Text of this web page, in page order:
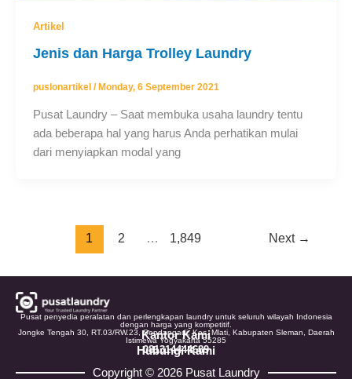
Artikel
Jenis dan Harga Trolley Laundry
puslonartikel / Monday, 6 September 2021
Pusat Laundry – Saat membuka usaha laundry tentu
ada beberapa hal yang harus Anda perhatikan mulai
dari menyiapkan modal yang
1 2 … 1,849 Next →
Pusat penyedia peralatan dan perlengkapan laundry untuk seluruh wilayah Indonesia
dengan harga yang kompetitif.
Kantor Kami
Jongke Tengah 30, RT.03/RW.23, Sendangadi, Kec. Mlati, Kabupaten Sleman, Daerah
Istimewa Yogyakarta 55285
Hubungi Kami
081314444689
Copyright © 2026 Pusat Laundry